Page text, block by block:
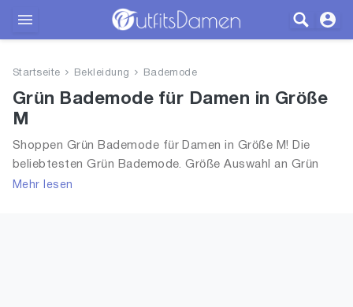
Bekleidung
Schuhe
Startseite Bekleidung Bademode
Grün Bademode für Damen in Größe
M
Shoppen Grün Bademode für Damen in Größe M! Die
beliebtesten Grün Bademode. Größe Auswahl an Grün
Bademode in Größe M und alle Trends aus 2026 für
Mehr lesen